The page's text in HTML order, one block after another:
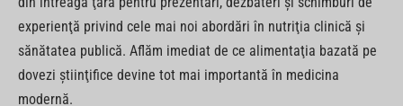
experienţă privind cele mai noi abordări în nutriţia clinică şi
sănătatea publică. Aflăm imediat de ce alimentaţia bazată pe
dovezi ştiinţifice devine tot mai importantă în medicina
modernă.